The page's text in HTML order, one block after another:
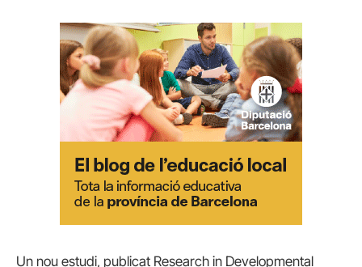
Un nou estudi, publicat Research in Developmental